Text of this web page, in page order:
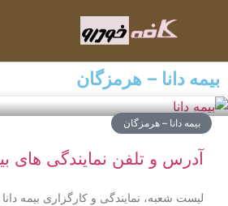
بیمه دانا – هرمزگان
بیمه دانا – هرمزگان
آدرس و تلفن نمایندگی های
لیست شعبه، نمایندگی و کارگزاری بیمه